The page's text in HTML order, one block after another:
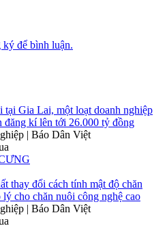
ký để bình luận.
tại Gia Lai, một loạt doanh nghiệp
đăng kí lên tới 26.000 tỷ đồng
| Báo Dân Việt
thay đổi cách tính mật độ chăn
cho chăn nuôi công nghệ cao
| Báo Dân Việt